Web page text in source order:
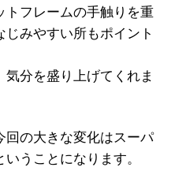
トフレームの手触りを重
みやすい所もポイント
分を盛り上げてくれま
回の大きな変化はスーパ
うことになります。